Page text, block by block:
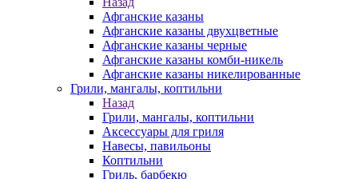
Афганские казаны
Афганские казаны двухцветные
Афганские казаны черные
Афганские казаны комби-никель
Афганские казаны никелированные
Грили, мангалы, коптильни
Назад
Грили, мангалы, коптильни
Аксессуары для гриля
Навесы, павильоны
Коптильни
Гриль, барбекю